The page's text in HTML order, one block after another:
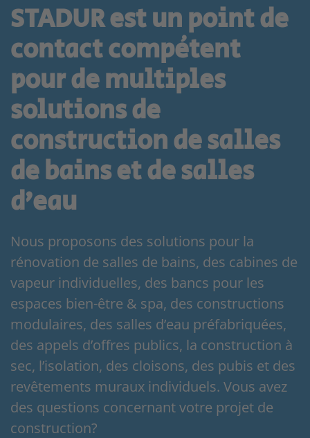
STADUR est un point de
contact compétent
pour de multiples
solutions de
construction de salles
de bains et de salles
d’eau
Nous proposons des solutions pour la
rénovation de salles de bains, des cabines de
vapeur individuelles, des bancs pour les
espaces bien-être & spa, des constructions
modulaires, des salles d’eau préfabriquées,
des appels d’offres publics, la construction à
sec, l’isolation, des cloisons, des pubis et des
revêtements muraux individuels. Vous avez
des questions concernant votre projet de
construction?